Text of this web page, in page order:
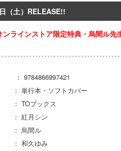
（土）RELEASE!!
ンラインストア限定特典・烏間ル先
本・ソフトカバー
ブックス
月シン
間ル
久ゆみ